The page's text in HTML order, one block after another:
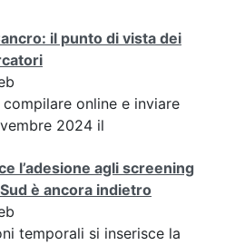
il punto di vista dei
online e inviare
2024 il
l’adesione agli screening
è ancora indietro
temporali si inserisce la